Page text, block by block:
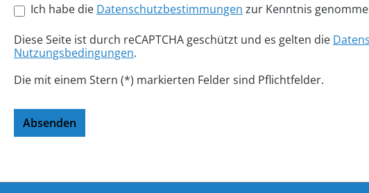
Ich habe die Datenschutzbestimmungen zur Kenntnis
Diese Seite ist durch reCAPTCHA geschützt und es gelten die
Nutzungsbedingungen.
Die mit einem Stern (*) markierten Felder sind Pflichtfelder.
Absenden